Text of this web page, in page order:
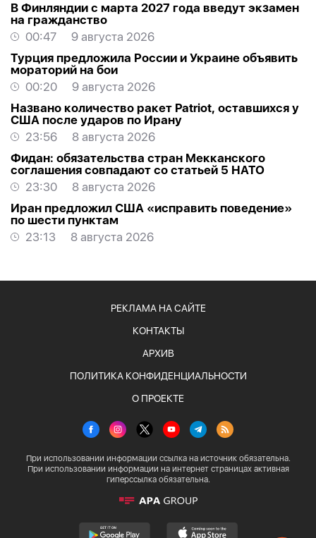
В Финляндии с марта 2027 года введут экзамен
на гражданство
00:47
9 августа 2026
Турция предложила России и Украине объявить
мораторий на бои
00:20
9 августа 2026
Названо количество ракет Patriot, оставшихся у
США после ударов по Ирану
23:56
8 августа 2026
Фидан: обязательства стран Мекканского
соглашения совпадают со статьей 5 НАТО
23:30
8 августа 2026
Иран предложил США «исправить поведение»
по шести пунктам
23:13
8 августа 2026
РЕКЛАМА НА САЙТЕ
КОНТАКТЫ
АРХИВ
ПОЛИТИКА КОНФИДЕНЦИАЛЬНОСТИ
О ПРОЕКТЕ
При использовании информации ссылка на источник обязательна.
При использовании информации на интернет страницах активная
гиперссылка обязательна.